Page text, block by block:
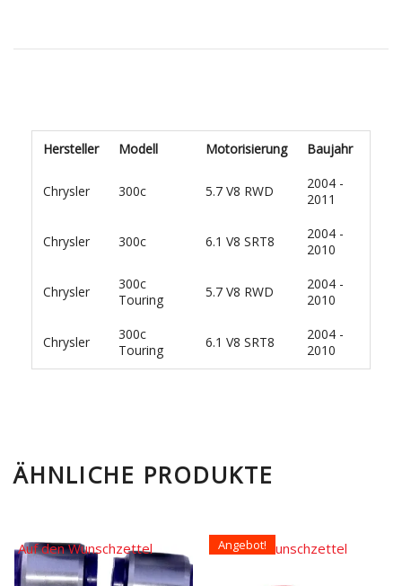
Hersteller Modell Motorisierung Baujahr
Chrysler 300c 5.7 V8 RWD
2004 -
2011
Chrysler 300c 6.1 V8 SRT8
2004 -
2010
Chrysler
300c
Touring
5.7 V8 RWD
2004 -
2010
Chrysler
300c
Touring
6.1 V8 SRT8
2004 -
2010
ÄHNLICHE PRODUKTE
Auf den Wunschzettel Angebot!
Auf den Wunschzettel